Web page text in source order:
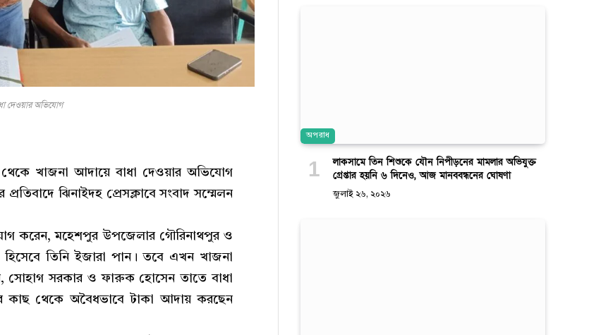
দেওয়ার অভিযোগ
থেকে খাজনা আদায়ে বাধা দেওয়ার অভিযোগ
ঝিনাইদহ প্রেসক্লাবে সংবাদ সম্মেলন
করেন, মহেশপুর উপজেলার গৌরিনাথপুর ও
হিসেবে তিনি ইজারা পান। তবে এখন খাজনা
সোহাগ সরকার ও ফারুক হোসেন তাতে বাধা
কাছ থেকে অবৈধভাবে টাকা আদায় করছেন
অপরাধ
লাকসামে তিন শিশুকে যৌন নিপীড়নের মামলার অভিযুক্ত
গ্রেপ্তার হয়নি ৬ দিনেও, আজ মানববন্ধনের ঘোষণা
জুলাই ২৬, ২০২৬